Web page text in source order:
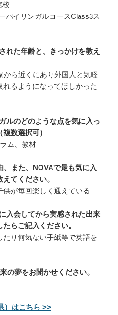
校
バイリンガルコースClass3ス
れた年齢と、きっかけを教え
から近くにあり外国人と気軽
るようになってほしかった
ルのどのような点を気に入っ
数選択可）
ム、教材
、また、NOVAで最も気に入
てください。
が毎回楽しく通えている
入会してから実感された出来
らご記入ください。
たり何気ない手紙等で英語を
の夢をお聞かせください。
）はこちら >>